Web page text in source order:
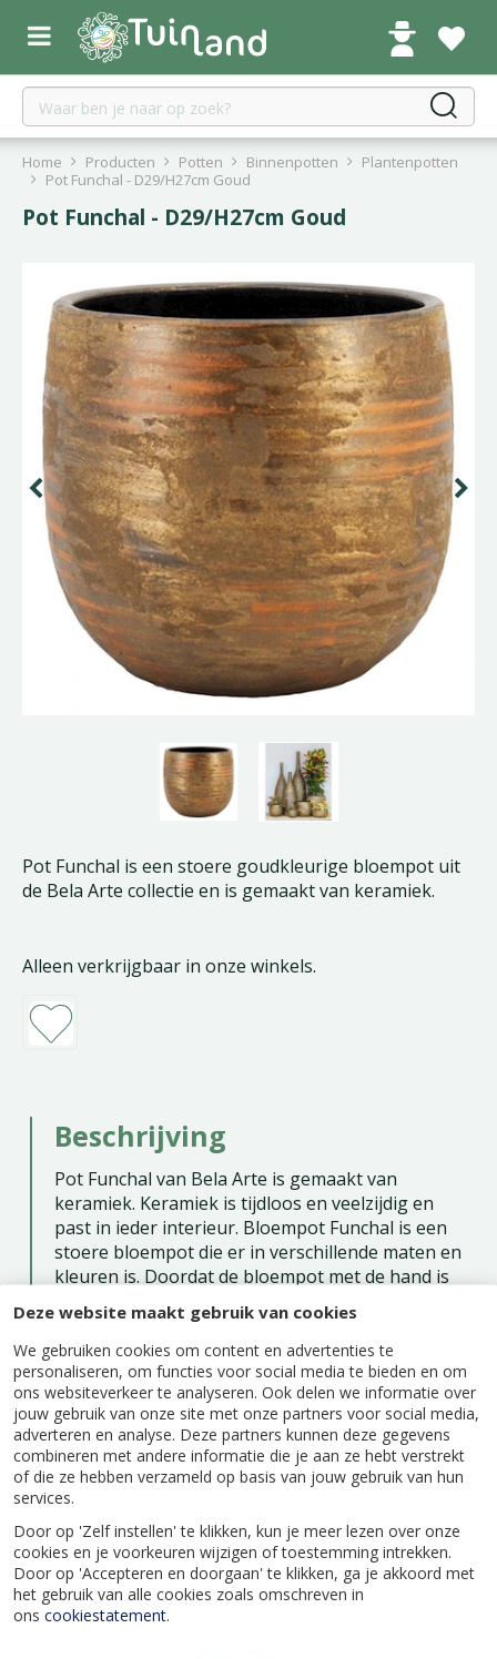
Deze website maakt gebruik van cookies
We gebruiken cookies om content en advertenties te
personaliseren, om functies voor social media te bieden en om
ons websiteverkeer te analyseren. Ook delen we informatie over
jouw gebruik van onze site met onze partners voor social media,
adverteren en analyse. Deze partners kunnen deze gegevens
combineren met andere informatie die je aan ze hebt verstrekt
of die ze hebben verzameld op basis van jouw gebruik van hun
services.
Door op 'Zelf instellen' te klikken, kun je meer lezen over onze
cookies en je voorkeuren wijzigen of toestemming intrekken.
Door op 'Accepteren en doorgaan' te klikken, ga je akkoord met
het gebruik van alle cookies zoals omschreven in
ons cookiestatement.
r
Home Producten Potten Binnenpotten
Plantenpotten
Pot Funchal - D29/H27cm Goud
Pot Funchal - D29/H27cm Goud
Pot Funchal is een stoere goudkleurige bloempot uit
de Bela Arte collectie en is gemaakt van keramiek.
Alleen verkrijgbaar in onze winkels.
Beschrijving
Pot Funchal van Bela Arte is gemaakt van
keramiek. Keramiek is tijdloos en veelzijdig en
past in ieder interieur. Bloempot Funchal is een
stoere bloempot die er in verschillende maten en
kleuren is. Doordat de bloempot met de hand is
gemaakt is iedere pot uniek en kan iets afwijken
qua kleur en afmeting. Laat je planten nog beter
uitkomen in de juiste bloempot.
Deze goudkleurige Pot Funchal heeft een
binnenmaat van 22,5 cm.
Specificaties
EAN code 8717336285583